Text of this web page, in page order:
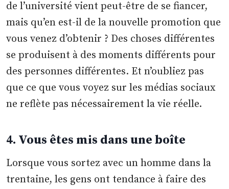
de l’université vient peut-être de se fiancer,
mais qu’en est-il de la nouvelle promotion que
vous venez d’obtenir ? Des choses différentes
se produisent à des moments différents pour
des personnes différentes. Et n’oubliez pas
que ce que vous voyez sur les médias sociaux
ne reflète pas nécessairement la vie réelle.
4. Vous êtes mis dans une boîte
Lorsque vous sortez avec un homme dans la
trentaine, les gens ont tendance à faire des